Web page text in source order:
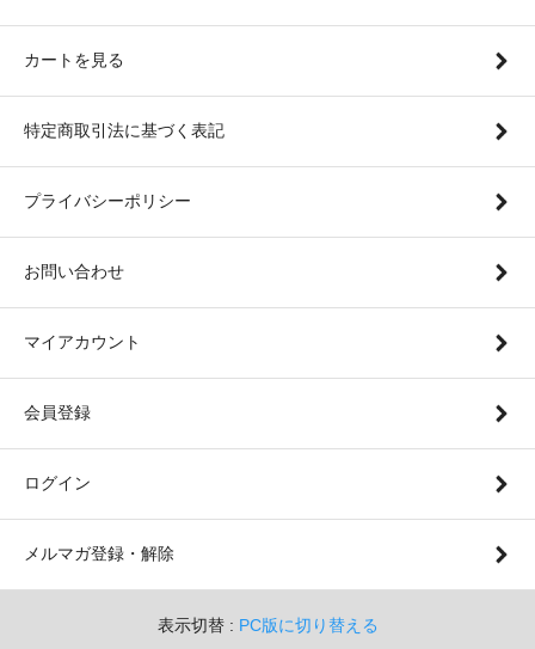
カートを見る
特定商取引法に基づく表記
プライバシーポリシー
お問い合わせ
マイアカウント
会員登録
ログイン
メルマガ登録・解除
表示切替 : PC版に切り替える